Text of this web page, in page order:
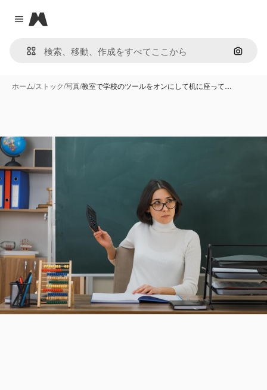
Close menu
Magnific
画像で
ホーム/ストック/写真/教室で学校のツールをオンにして机に座って…